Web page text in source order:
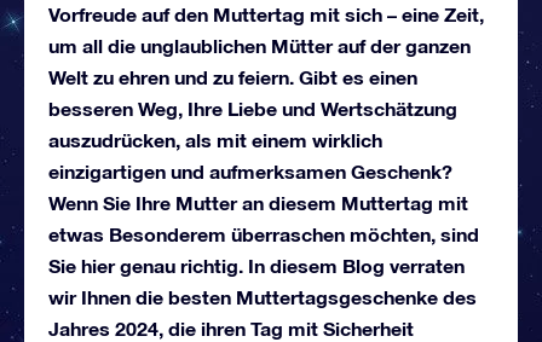
Vorfreude auf den Muttertag mit sich – eine Zeit,
um all die unglaublichen Mütter auf der ganzen
Welt zu ehren und zu feiern. Gibt es einen
besseren Weg, Ihre Liebe und Wertschätzung
auszudrücken, als mit einem wirklich
einzigartigen und aufmerksamen Geschenk?
Wenn Sie Ihre Mutter an diesem Muttertag mit
etwas Besonderem überraschen möchten, sind
Sie hier genau richtig. In diesem Blog verraten
wir Ihnen die besten Muttertagsgeschenke des
Jahres 2024, die ihren Tag mit Sicherheit